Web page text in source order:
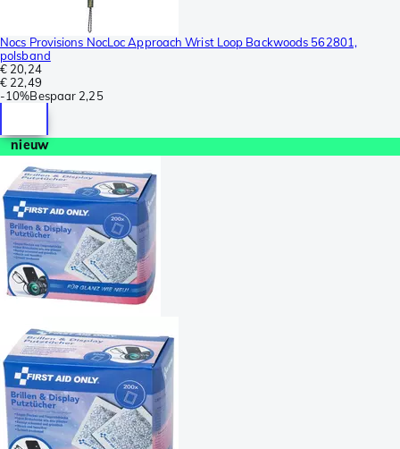
Nocs Provisions NocLoc Approach Wrist Loop Backwoods 562801,
polsband
€ 20,24
€ 22,49
-10%Bespaar 2,25
nieuw